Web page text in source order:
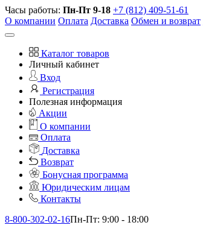
Часы работы: Пн-Пт 9-18 +7 (812) 409-51-61
О компании Оплата Доставка Обмен и возврат
Каталог товаров
Личный кабинет
Вход
Регистрация
Полезная информация
Акции
О компании
Оплата
Доставка
Возврат
Бонусная программа
Юридическим лицам
Контакты
8-800-302-02-16Пн-Пт: 9:00 - 18:00